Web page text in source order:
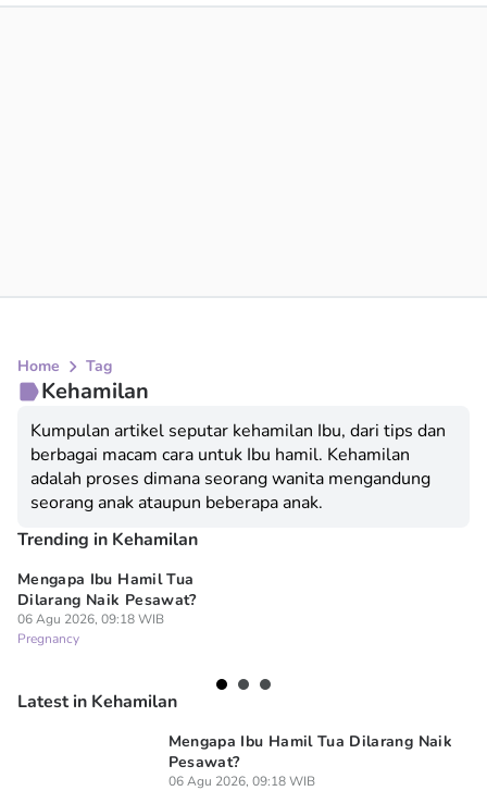
Home Tag
Kehamilan
Kumpulan artikel seputar kehamilan Ibu, dari tips dan
berbagai macam cara untuk Ibu hamil. Kehamilan
adalah proses dimana seorang wanita mengandung
seorang anak ataupun beberapa anak.
Trending in Kehamilan
Mengapa Ibu Hamil Tua
Dilarang Naik Pesawat?
06 Agu 2026, 09:18 WIB
Pregnancy
Latest in Kehamilan
Mengapa Ibu Hamil Tua Dilarang Naik
Pesawat?
06 Agu 2026, 09:18 WIB